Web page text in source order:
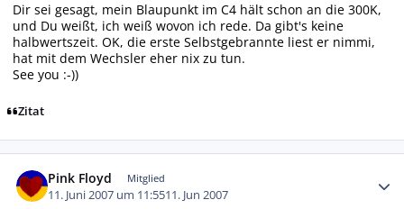
Dir sei gesagt, mein Blaupunkt im C4 hält schon an die 300K,
und Du weißt, ich weiß wovon ich rede. Da gibt's keine
halbwertszeit. OK, die erste Selbstgebrannte liest er nimmi,
hat mit dem Wechsler eher nix zu tun.
See you :-))
Zitat
Pink Floyd Mitglied
11. Juni 2007 um 11:5511. Jun 2007